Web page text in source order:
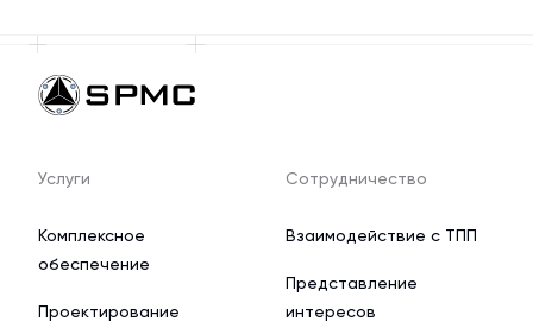
Услуги
Комплексное
обеспечение
Проектирование
Сотрудничество
Взаимодействие с ТПП
Представление
интересов